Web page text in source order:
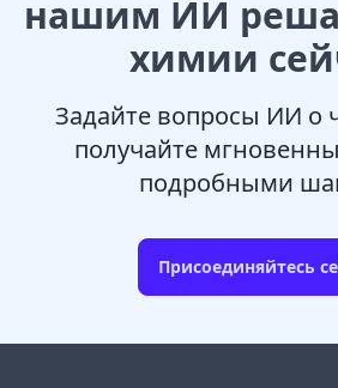
нашим ИИ
химии
Задайте вопросы ИИ о
получайте
подробными
Присоединяйтесь